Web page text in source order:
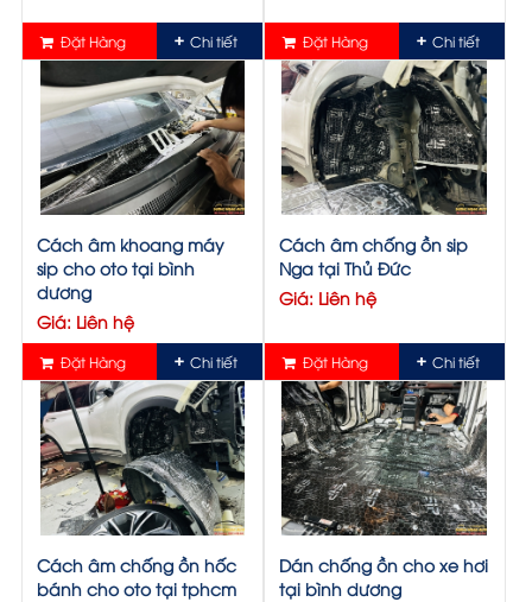
Đặt Hàng Chi tiết Đặt Hàng Chi tiết
Cách âm khoang máy
sip cho oto tại bình
dương
Giá: Liên hệ
Đặt Hàng Chi tiết
Cách âm chống ồn sip
Nga tại Thủ Đức
Giá: Liên hệ
Đặt Hàng Chi tiết
Cách âm chống ồn hốc
bánh cho oto tại tphcm
Dán chống ồn cho xe hơi
tại bình dương